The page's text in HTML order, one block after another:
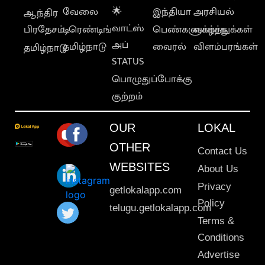
ஆந்திர
பிரதேசம்
தமிழ்நாடு
வேலை
டிரெண்டிங்
தமிழ்நாடு
🌟
வாட்ஸ்
அப்
STATUS
பொழுதுப்போக்கு
குற்றம்
இந்தியா
பெண்களுக்காக
வைரல்
அரசியல்
வாழ்த்துக்கள்
விளம்பரங்கள்
OUR
OTHER
WEBSITES
getlokalapp.com
telugu.getlokalapp.com
LOKAL
Contact Us
About Us
Privacy
Policy
Terms &
Conditions
Advertise